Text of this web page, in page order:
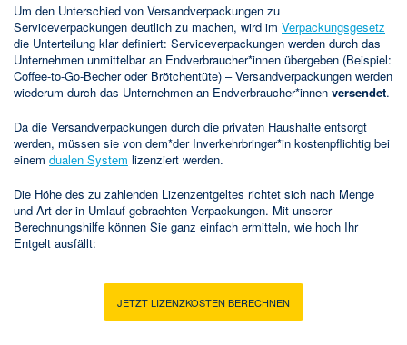
Um den Unterschied von Versandverpackungen zu
Serviceverpackungen deutlich zu machen, wird im Verpackungsgesetz
die Unterteilung klar definiert: Serviceverpackungen werden durch das
Unternehmen unmittelbar an Endverbraucher*innen übergeben (Beispiel:
Coffee-to-Go-Becher oder Brötchentüte) – Versandverpackungen werden
wiederum durch das Unternehmen an Endverbraucher*innen versendet.
Da die Versandverpackungen durch die privaten Haushalte entsorgt
werden, müssen sie von dem*der Inverkehrbringer*in kostenpflichtig bei
einem dualen System lizenziert werden.
Die Höhe des zu zahlenden Lizenzentgeltes richtet sich nach Menge
und Art der in Umlauf gebrachten Verpackungen. Mit unserer
Berechnungshilfe können Sie ganz einfach ermitteln, wie hoch Ihr
Entgelt ausfällt:
JETZT LIZENZKOSTEN BERECHNEN